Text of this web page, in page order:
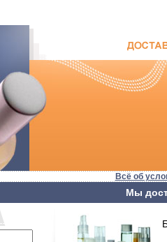
Всё об
Мы